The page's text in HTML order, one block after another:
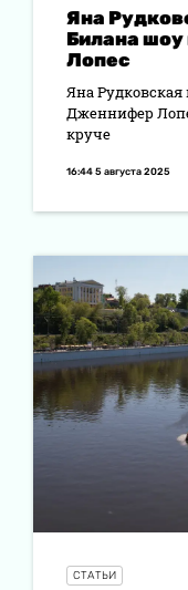
Яна
Билана
Лопес
Яна Рудковская
Дженнифер
круче
16:44 5 августа 2025
СТАТЬИ